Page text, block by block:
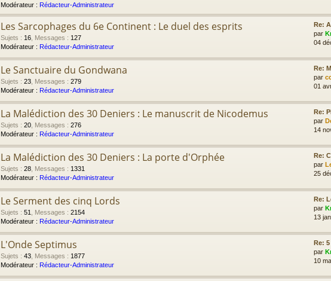
Modérateur : Rédacteur-Administrateur
Les Sarcophages du 6e Continent : Le duel des esprits
Sujets : 16 Messages : 127
Modérateur : Rédacteur-Administrateur
Re:
par
04
Le Sanctuaire du Gondwana
Sujets : 23 Messages : 279
Modérateur : Rédacteur-Administrateur
Re:
par
01
La Malédiction des 30 Deniers : Le manuscrit de Nicodemus
Sujets : 20 Messages : 276
Modérateur : Rédacteur-Administrateur
Re:
par
14
La Malédiction des 30 Deniers : La porte d'Orphée
Sujets : 28 Messages : 1331
Modérateur : Rédacteur-Administrateur
Re:
par
25
Le Serment des cinq Lords
Sujets : 51 Messages : 2154
Modérateur : Rédacteur-Administrateur
Re:
par
13
L'Onde Septimus
Sujets : 43 Messages : 1877
Modérateur : Rédacteur-Administrateur
Re:
par
10